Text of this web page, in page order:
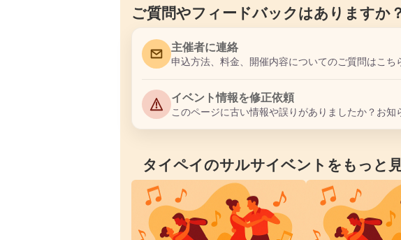
ご質問やフィードバックはありますか
主催者に連絡
申込方法、料金、開催内容についてのご質問はこち
イベント情報を修正依頼
このページに古い情報や誤りがありましたか？お知
タイペイのサルサイベントをもっと